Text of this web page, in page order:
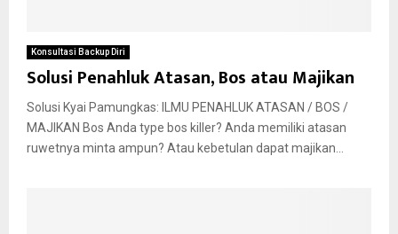
Konsultasi Backup Diri
Solusi Penahluk Atasan, Bos atau Majikan
Solusi Kyai Pamungkas: ILMU PENAHLUK ATASAN / BOS /
MAJIKAN Bos Anda type bos killer? Anda memiliki atasan
ruwetnya minta ampun? Atau kebetulan dapat majikan...